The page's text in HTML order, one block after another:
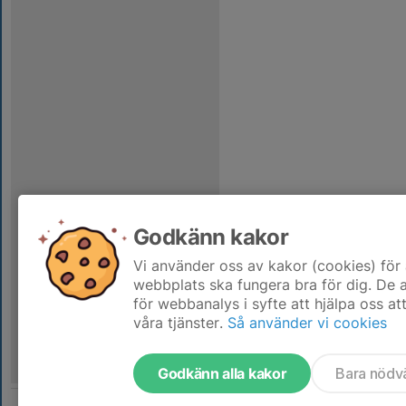
Godkänn kakor
Vi använder oss av kakor (cookies)
webbplats ska fungera bra för dig. De
för webbanalys i syfte att hjälpa oss
våra tjänster. Så använder vi cookies
Godkänn alla kakor Bara